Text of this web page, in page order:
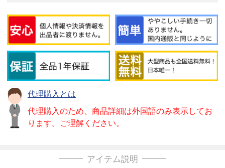
代理購入とは
代理購入のため、商品詳細は外国語のみ表示してお
ります。ご理解ください。
アイテム説明